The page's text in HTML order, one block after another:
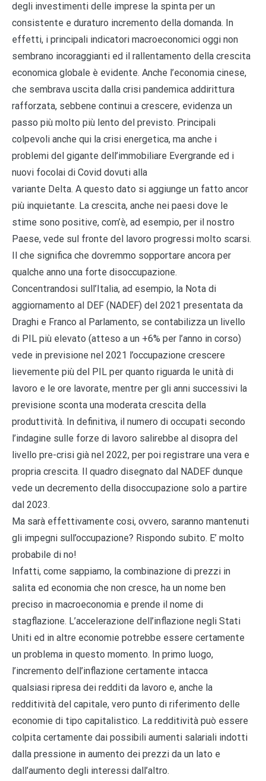
degli investimenti delle imprese la spinta per un
consistente e duraturo incremento della domanda. In
effetti, i principali indicatori macroeconomici oggi non
sembrano incoraggianti ed il rallentamento della crescita
economica globale è evidente. Anche l’economia cinese,
che sembrava uscita dalla crisi pandemica addirittura
rafforzata, sebbene continui a crescere, evidenza un
passo più molto più lento del previsto. Principali
colpevoli anche qui la crisi energetica, ma anche i
problemi del gigante dell’immobiliare Evergrande ed i
nuovi focolai di Covid dovuti alla
variante Delta. A questo dato si aggiunge un fatto ancor
più inquietante. La crescita, anche nei paesi dove le
stime sono positive, com’è, ad esempio, per il nostro
Paese, vede sul fronte del lavoro progressi molto scarsi.
Il che significa che dovremmo sopportare ancora per
qualche anno una forte disoccupazione.
Concentrandosi sull’Italia, ad esempio, la Nota di
aggiornamento al DEF (NADEF) del 2021 presentata da
Draghi e Franco al Parlamento, se contabilizza un livello
di PIL più elevato (atteso a un +6% per l’anno in corso)
vede in previsione nel 2021 l’occupazione crescere
lievemente più del PIL per quanto riguarda le unità di
lavoro e le ore lavorate, mentre per gli anni successivi la
previsione sconta una moderata crescita della
produttività. In definitiva, il numero di occupati secondo
l’indagine sulle forze di lavoro salirebbe al disopra del
livello pre-crisi già nel 2022, per poi registrare una vera e
propria crescita. Il quadro disegnato dal NADEF dunque
vede un decremento della disoccupazione solo a partire
dal 2023.
Ma sarà effettivamente cosi, ovvero, saranno mantenuti
gli impegni sull’occupazione? Rispondo subito. E’ molto
probabile di no!
Infatti, come sappiamo, la combinazione di prezzi in
salita ed economia che non cresce, ha un nome ben
preciso in macroeconomia e prende il nome di
stagflazione. L’accelerazione dell’inflazione negli Stati
Uniti ed in altre economie potrebbe essere certamente
un problema in questo momento. In primo luogo,
l’incremento dell’inflazione certamente intacca
qualsiasi ripresa dei redditi da lavoro e, anche la
redditività del capitale, vero punto di riferimento delle
economie di tipo capitalistico. La redditività può essere
colpita certamente dai possibili aumenti salariali indotti
dalla pressione in aumento dei prezzi da un lato e
dall’aumento degli interessi dall’altro.